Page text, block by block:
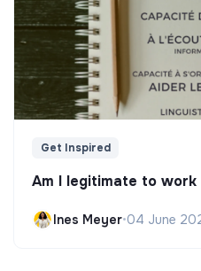
Get Inspired
Am I legitimate to
Ines Meyer•04 June